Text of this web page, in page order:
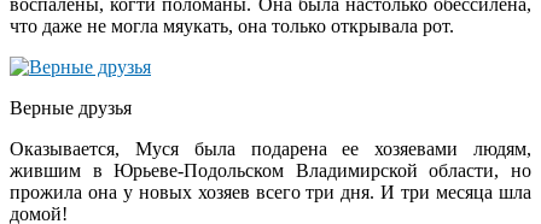
что даже не могла мяукать, она только открывала рот.
Верные друзья
Оказывается, Муся была подарена ее хозяевами людям,
жившим в Юрьеве-Подольском Владимирской области, но
прожила она у новых хозяев всего три дня. И три месяца шла
домой!